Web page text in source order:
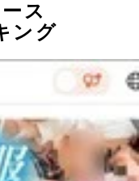
ス
ング